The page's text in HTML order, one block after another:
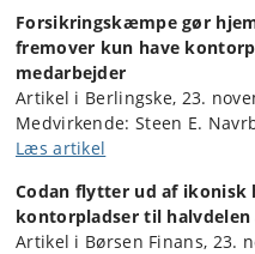
Forsikringskæmpe gør
fremover kun have
medarbejder
Artikel i Berlingske, 23.
Medvirkende: Steen E.
Læs artikel
Codan flytter ud af ikonisk
kontorpladser til halvdelen
Artikel i Børsen Finans, 23.